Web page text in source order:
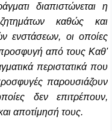
διαπιστώνεται η
καθώς και
ενστάσεων, οι οποίες
από τους Καθ'
περιστατικά που
παρουσιάζουν
δεν επιτρέπουν,
αποτίμησή τους.